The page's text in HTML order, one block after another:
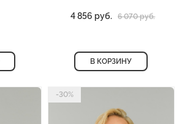
4 856 руб. 6 070 руб.
В КОРЗИНУ
-30%